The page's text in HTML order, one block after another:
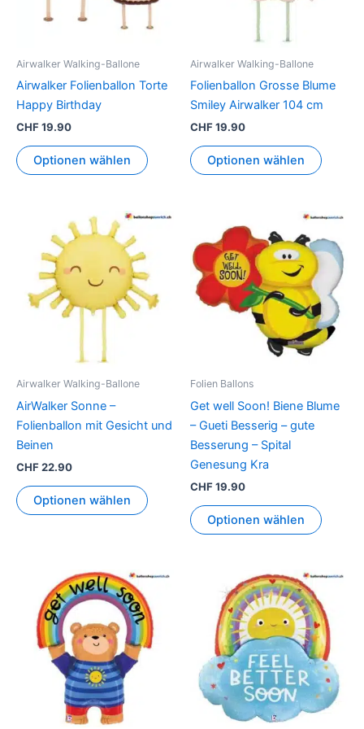
Airwalker Walking-Ballone
Airwalker Folienballon Torte
Happy Birthday
CHF19.90
Optionen wählen
Airwalker Walking-Ballone
Folienballon Grosse Blume
Smiley Airwalker 104 cm
CHF19.90
Optionen wählen
Airwalker Walking-Ballone
AirWalker Sonne –
Folienballon mit Gesicht und
Beinen
CHF22.90
Optionen wählen
Folien Ballons
Get well Soon! Biene Blume
– Gueti Besserig – gute
Besserung – Spital
Genesung Kra
CHF19.90
Optionen wählen